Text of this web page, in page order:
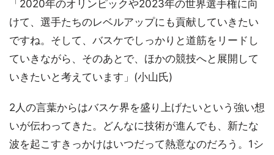
「2020年のオリンピックや2023年の世界選手権に向
けて、選手たちのレベルアップにも貢献していきたい
ですね。そして、バスケでしっかりと道筋をリードし
ていきながら、そのあとで、ほかの競技へと展開して
いきたいと考えています」(小山氏)
2人の言葉からはバスケ界を盛り上げたいという強い想
いが伝わってきた。どんなに技術が進んでも、新たな
波を起こすきっかけはいつだって熱意なのだろう。1シ